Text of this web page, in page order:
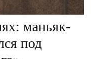
маньяк-
под